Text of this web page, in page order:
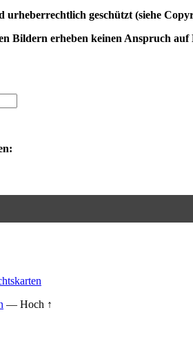
urheberrechtlich geschützt (siehe
Bildern erheben keinen Anspruch
— Hoch ↑